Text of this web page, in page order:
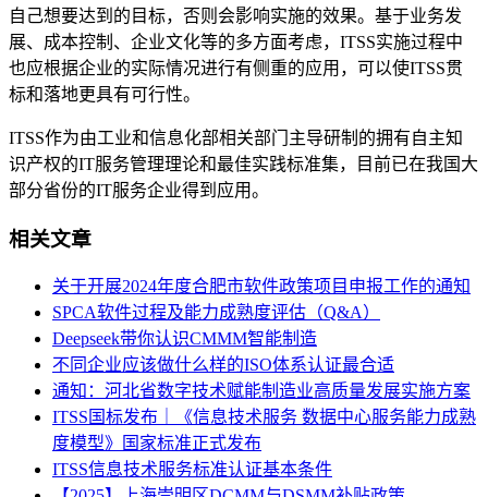
自己想要达到的目标，否则会影响实施的效果。基于业务发
展、成本控制、企业文化等的多方面考虑，ITSS实施过程中
也应根据企业的实际情况进行有侧重的应用，可以使ITSS贯
标和落地更具有可行性。
ITSS作为由工业和信息化部相关部门主导研制的拥有自主知
识产权的IT服务管理理论和最佳实践标准集，目前已在我国大
部分省份的IT服务企业得到应用。
相关文章
关于开展2024年度合肥市软件政策项目申报工作的通知
SPCA软件过程及能力成熟度评估（Q&A）
Deepseek带你认识CMMM智能制造
不同企业应该做什么样的ISO体系认证最合适
通知：河北省数字技术赋能制造业高质量发展实施方案
ITSS国标发布｜《信息技术服务 数据中心服务能力成熟
度模型》国家标准正式发布
ITSS信息技术服务标准认证基本条件